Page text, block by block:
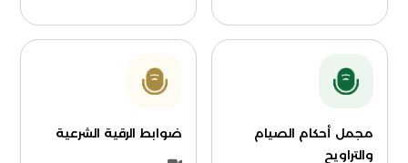
مجمل أحكام الصيام
والتراويح
ضوابط الرقية الشرعية